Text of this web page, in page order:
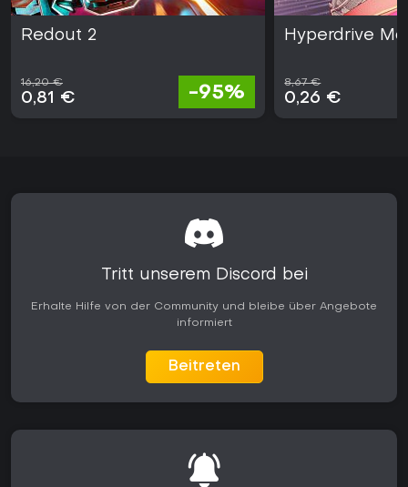
Redout 2
16,20 €
0,81 € -95%
Hyperdrive
8,67 €
0,26 €
Tritt unserem Discord bei
Erhalte Hilfe von der Community und bleibe über Angebote
informiert
Beitreten